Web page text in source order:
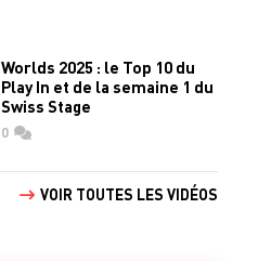
Worlds 2025 : le Top 10 du
Play In et de la semaine 1 du
Swiss Stage
0commentaires
VOIR TOUTES LES VIDÉOS